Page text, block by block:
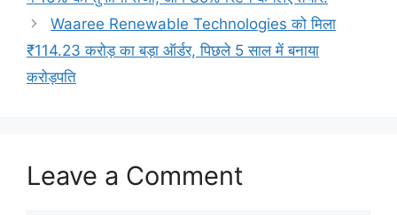
Waaree Renewable Technologies को मिला
₹114.23 करोड़ का बड़ा ऑर्डर, पिछले 5 साल में बनाया
करोड़पति
Leave a Comment